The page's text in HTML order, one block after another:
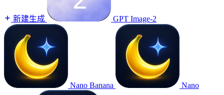
新建生成 GPT Image-2
Nano Banana Nano